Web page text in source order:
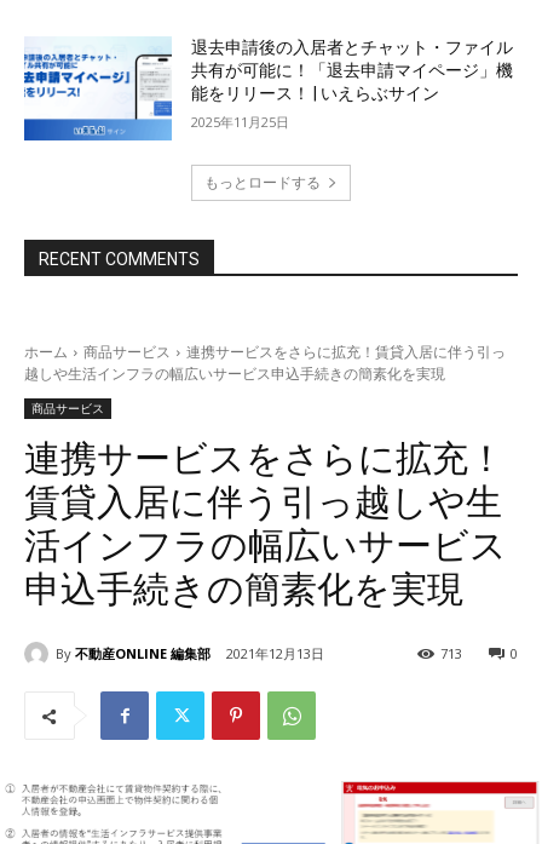
退去申請後の入居者とチャット・ファイル
共有が可能に！「退去申請マイページ」機
能をリリース！ | いえらぶサイン
2025年11月25日
もっとロードする
RECENT COMMENTS